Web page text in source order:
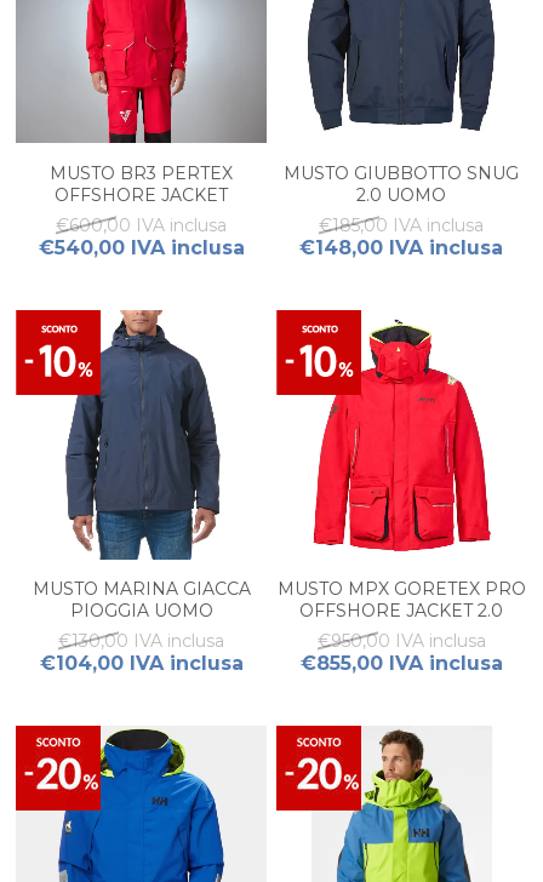
MUSTO BR3 PERTEX
OFFSHORE JACKET
€600,00 IVA inclusa
€540,00 IVA inclusa
MUSTO GIUBBOTTO SNUG
2.0 UOMO
€185,00 IVA inclusa
€148,00 IVA inclusa
MUSTO MARINA GIACCA
PIOGGIA UOMO
€130,00 IVA inclusa
€104,00 IVA inclusa
MUSTO MPX GORETEX PRO
OFFSHORE JACKET 2.0
UOMO
€950,00 IVA inclusa
€855,00 IVA inclusa